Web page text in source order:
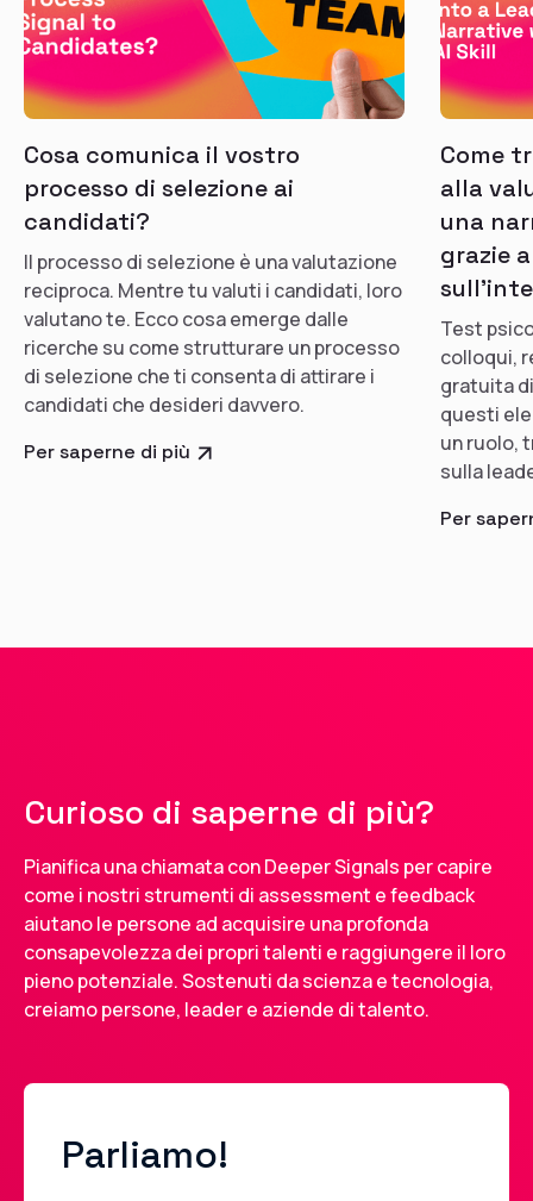
Cosa comunica il vostro
processo di selezione ai
candidati?
Il processo di selezione è una valutazione
reciproca. Mentre tu valuti i candidati, loro
valutano te. Ecco cosa emerge dalle
ricerche su come strutturare un processo
di selezione che ti consenta di attirare i
candidati che desideri davvero.
Per saperne di più
Come
alla
una
grazie
Test
colloqui,
gratuita
questi
un ruolo,
sulla
Per
Curioso di saperne di più?
Pianifica una chiamata con Deeper Signals per capire
come i nostri strumenti di assessment e feedback
aiutano le persone ad acquisire una profonda
consapevolezza dei propri talenti e raggiungere il loro
pieno potenziale. Sostenuti da scienza e tecnologia,
creiamo persone, leader e aziende di talento.
Parliamo!